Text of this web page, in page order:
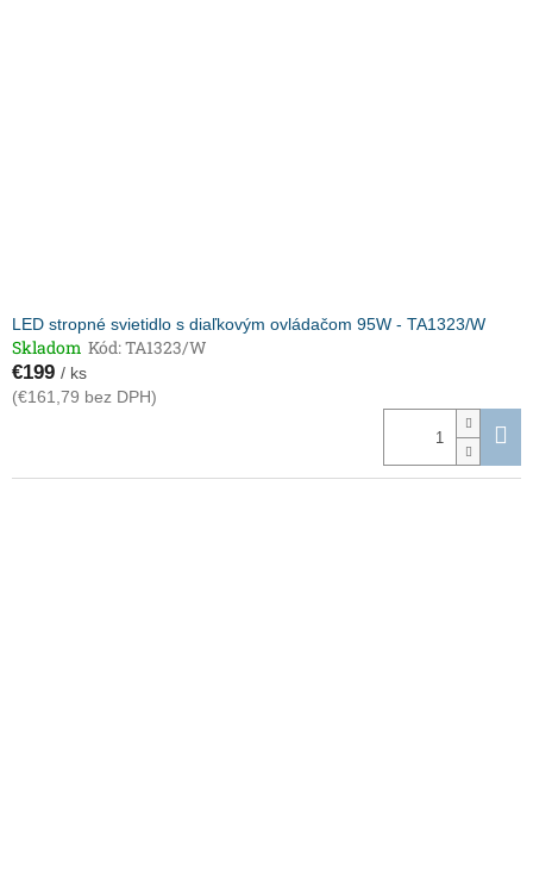
LED stropné svietidlo s diaľkovým ovládačom 95W - TA1323/W
Skladom Kód:TA1323/W
€199 / ks
(€161,79 bez DPH)